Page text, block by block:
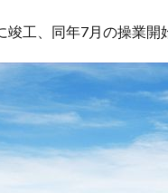
竣工、同年7月の操業開